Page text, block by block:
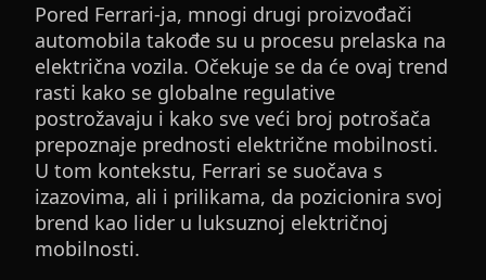
Pored Ferrari-ja, mnogi drugi proizvođači
automobila takođe su u procesu prelaska na
električna vozila. Očekuje se da će ovaj trend
rasti kako se globalne regulative
postrožavaju i kako sve veći broj potrošača
prepoznaje prednosti električne mobilnosti.
U tom kontekstu, Ferrari se suočava s
izazovima, ali i prilikama, da pozicionira svoj
brend kao lider u luksuznoj električnoj
mobilnosti.